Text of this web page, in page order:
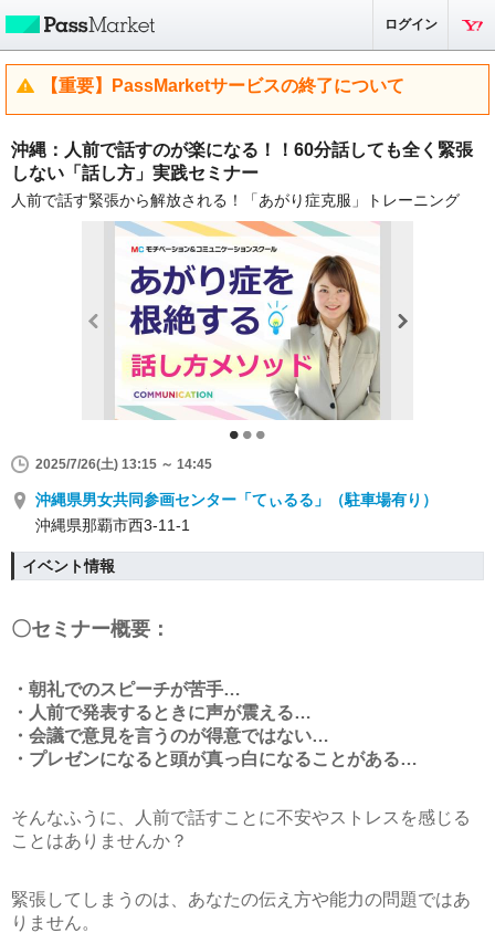
ログイン
【重要】PassMarketサービスの終了について
沖縄：人前で話すのが楽になる！！60分話しても全く緊張
しない「話し方」実践セミナー
人前で話す緊張から解放される！「あがり症克服」トレーニング
2025/7/26(土) 13:15 ～ 14:45
沖縄県男女共同参画センター「てぃるる」（駐車場有り）
沖縄県那覇市西3-11-1
イベント情報
〇セミナー概要：
・朝礼でのスピーチが苦手…
・人前で発表するときに声が震える…
・会議で意見を言うのが得意ではない…
・プレゼンになると頭が真っ白になることがある…
そんなふうに、人前で話すことに不安やストレスを感じる
ことはありませんか？
緊張してしまうのは、あなたの伝え方や能力の問題ではあ
りません。